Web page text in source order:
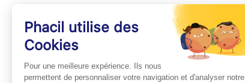
INFOS PRATIQUES
Professionnels de Santé
Phacil utilise des
Cookies
Pour une meilleure expérience. Ils nous
permettent de personnaliser votre navigation et d'analyser notre